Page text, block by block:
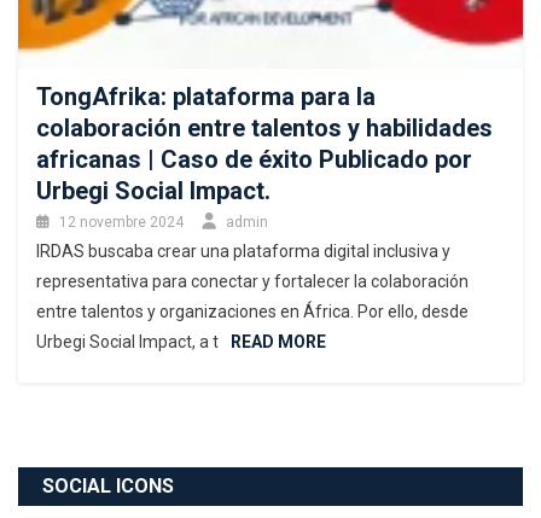
TongAfrika: plataforma para la
colaboración entre talentos y habilidades
africanas | Caso de éxito Publicado por
Urbegi Social Impact.
12 novembre 2024 admin
IRDAS buscaba crear una plataforma digital inclusiva y
representativa para conectar y fortalecer la colaboración
entre talentos y organizaciones en África. Por ello, desde
Urbegi Social Impact, a t
READ MORE
SOCIAL ICONS